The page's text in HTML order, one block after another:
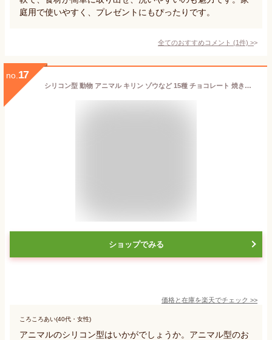
庭用で使いやすく、プレゼントにもぴったりです。
全てのおすすめコメント (1件) >
no. 17
シリコン型 動物 アニマル キリン ゾウなど 15種 チョコレート 焼き菓子 DIYに
ショップでみる
価格と在庫を楽天でチェック >>
ころころあい(40代・女性)
アニマルのシリコン型はいかがでしょうか。アニマル型のお